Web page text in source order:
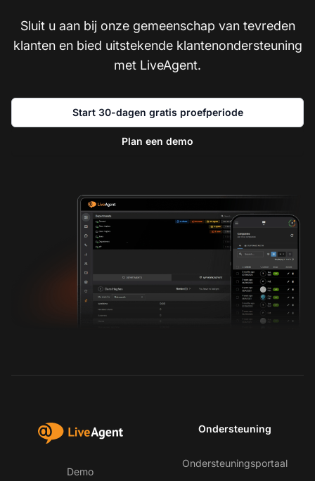
Sluit u aan bij onze gemeenschap van tevreden
klanten en bied uitstekende klantenondersteuning
met LiveAgent.
Start 30-dagen gratis proefperiode
Plan een demo
Demo
Ondersteuning
Ondersteuningsportaal